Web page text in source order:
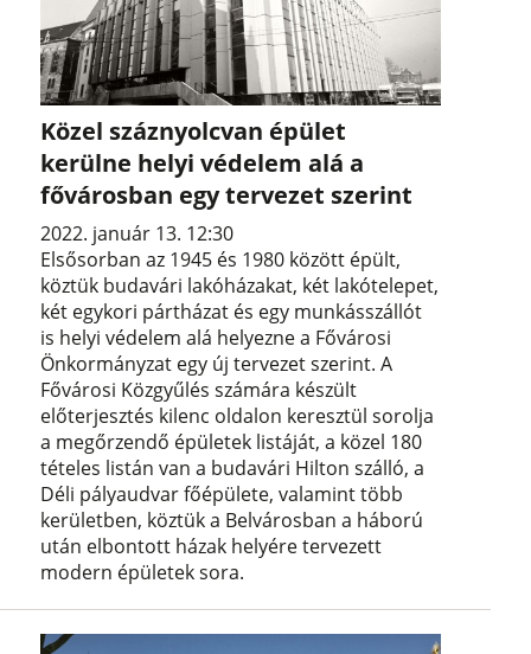
Közel száznyolcvan épület
kerülne helyi védelem alá a
fővárosban egy tervezet szerint
2022. január 13. 12:30
Elsősorban az 1945 és 1980 között épült,
köztük budavári lakóházakat, két lakótelepet,
két egykori pártházat és egy munkásszállót
is helyi védelem alá helyezne a Fővárosi
Önkormányzat egy új tervezet szerint. A
Fővárosi Közgyűlés számára készült
előterjesztés kilenc oldalon keresztül sorolja
a megőrzendő épületek listáját, a közel 180
tételes listán van a budavári Hilton szálló, a
Déli pályaudvar főépülete, valamint több
kerületben, köztük a Belvárosban a háború
után elbontott házak helyére tervezett
modern épületek sora.